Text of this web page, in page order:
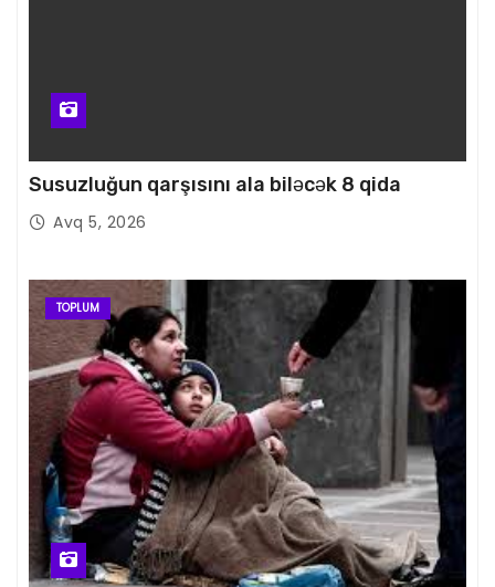
Susuzluğun qarşısını ala biləcək 8 qida
Avq 5, 2026
TOPLUM